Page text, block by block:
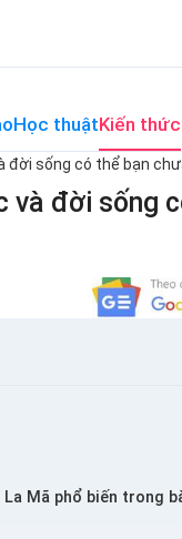
Học thuậtKiến thức
đời sống có thể bạn
và đời sống
Mã phổ biến trong